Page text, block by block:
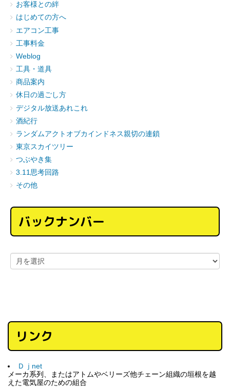
お客様との絆
はじめての方へ
エアコン工事
工事料金
Weblog
工具・道具
商品案内
休日の過ごし方
デジタル放送あれこれ
酒紀行
ランダムアクトオブカインドネス親切の連鎖
東京スカイツリー
つぶやき集
3.11思考回路
その他
バックナンバー
リンク
Ｄｊnet
メーカ系列、またはアトムやベリーズ他チェーン組織の垣根を越
えた電気屋のための組合